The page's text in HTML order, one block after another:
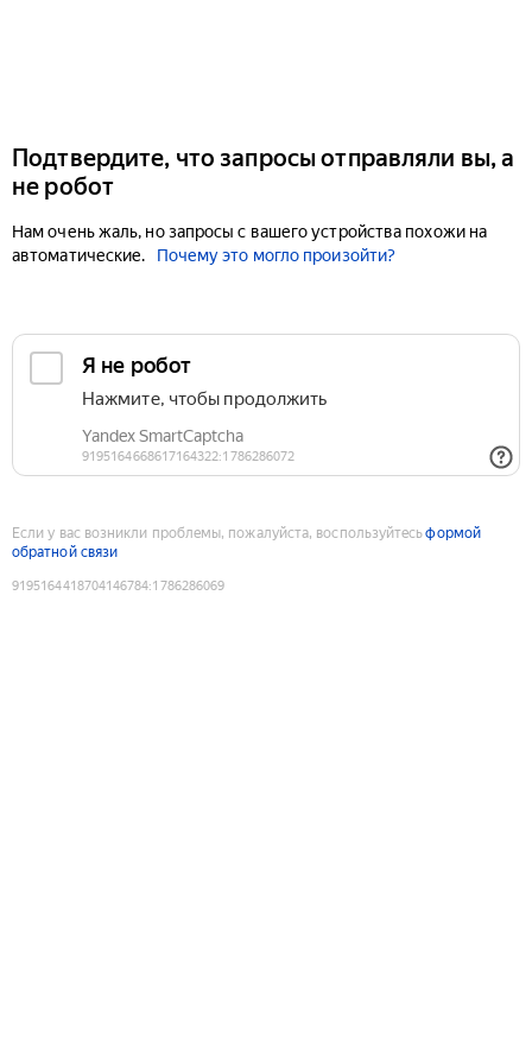
Подтвердите, что запросы отправляли вы, а
не робот
Нам очень жаль, но запросы с вашего устройства похожи на
автоматические.
Почему это могло произойти?
Если у вас возникли проблемы, пожалуйста, воспользуйтесьформой
обратной связи
9195164418704146784:1786286069